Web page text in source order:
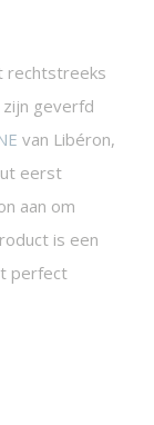
rechtstreeks
geverfd
van Libéron,
eerst
aan om
is een
perfect